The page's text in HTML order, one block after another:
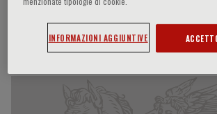
Partecipazioni del relatore
INFORMAZIONI AGGIUNTIVE